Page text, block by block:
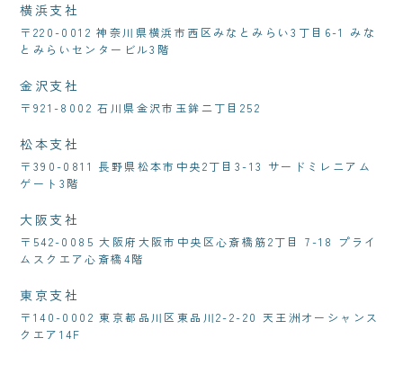
横浜支社
〒220-0012 神奈川県横浜市西区みなとみらい3丁目6-1 みな
とみらいセンタービル3階
金沢支社
〒921-8002 石川県金沢市玉鉾二丁目252
松本支社
〒390-0811 長野県松本市中央2丁目3-13 サードミレニアム
ゲート3階
大阪支社
〒542-0085 大阪府大阪市中央区心斎橋筋2丁目 7-18 プライ
ムスクエア心斎橋4階
東京支社
〒140-0002 東京都品川区東品川2-2-20 天王洲オーシャンス
クエア14F